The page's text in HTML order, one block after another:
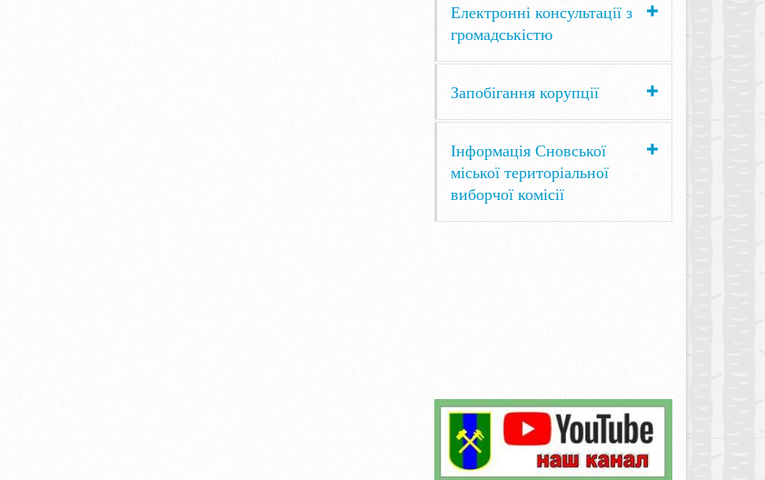
Електронні консультації з
громадськістю
Запобігання корупції
Інформація Сновської
міської територіальної
виборчої комісії